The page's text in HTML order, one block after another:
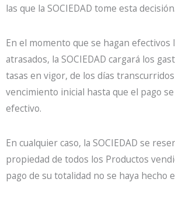
las que la SOCIEDAD tome esta decisión.
En el momento que se hagan efectivos
atrasados, la SOCIEDAD cargará los
tasas en vigor, de los días
vencimiento inicial hasta que el pago
efectivo.
En cualquier caso, la SOCIEDAD se
propiedad de todos los Productos
pago de su totalidad no se haya hecho